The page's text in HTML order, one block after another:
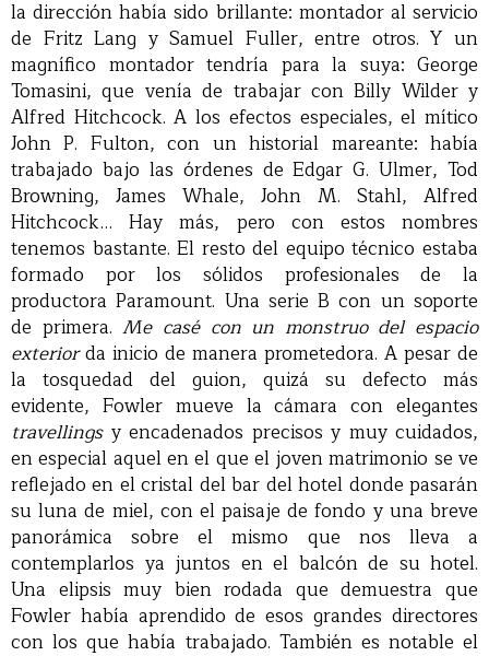
la dirección había sido brillante: montador al servicio
de Fritz Lang y Samuel Fuller, entre otros. Y un
magnífico montador tendría para la suya: George
Tomasini, que venía de trabajar con Billy Wilder y
Alfred Hitchcock. A los efectos especiales, el mítico
John P. Fulton, con un historial mareante: había
trabajado bajo las órdenes de Edgar G. Ulmer, Tod
Browning, James Whale, John M. Stahl, Alfred
Hitchcock… Hay más, pero con estos nombres
tenemos bastante. El resto del equipo técnico estaba
formado por los sólidos profesionales de la
productora Paramount. Una serie B con un soporte
de primera.Me casé con un monstruo del espacio
exteriorda inicio de manera prometedora. A pesar de
la tosquedad del guion, quizá su defecto más
evidente, Fowler mueve la cámara con elegantes
travellingsy encadenados precisos y muy cuidados,
en especial aquel en el que el joven matrimonio se ve
reflejado en el cristal del bar del hotel donde pasarán
su luna de miel, con el paisaje de fondo y una breve
panorámica sobre el mismo que nos lleva a
contemplarlos ya juntos en el balcón de su hotel.
Una elipsis muy bien rodada que demuestra que
Fowler había aprendido de esos grandes directores
con los que había trabajado. También es notable el